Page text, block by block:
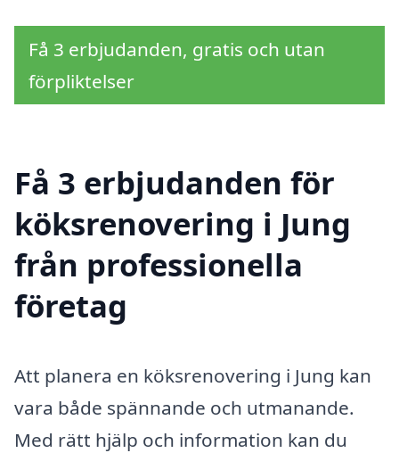
Få 3 erbjudanden, gratis och utan
förpliktelser
Få 3 erbjudanden för
köksrenovering i Jung
från professionella
företag
Att planera en köksrenovering i Jung kan
vara både spännande och utmanande.
Med rätt hjälp och information kan du